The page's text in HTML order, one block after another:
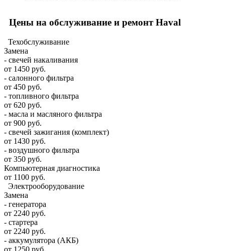
Цены на обслуживание и ремонт Haval
Техобслуживание
Замена
- свечей накаливания
от 1450 руб.
- салонного фильтра
от 450 руб.
- топливного фильтра
от 620 руб.
- масла и масляного фильтра
от 900 руб.
- свечей зажигания (комплект)
от 1430 руб.
- воздушного фильтра
от 350 руб.
Компьютерная диагностика
от 1100 руб.
Электрооборудование
Замена
- генератора
от 2240 руб.
- стартера
от 2240 руб.
- аккумулятора (АКБ)
от 1250 руб.